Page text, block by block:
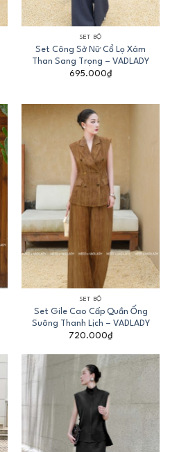
SET BỘ
Set Công Sở Nữ Cổ Lọ Xám
Than Sang Trọng – VADLADY
695.000₫
SET BỘ
Set Gile Cao Cấp Quần Ống
Suông Thanh Lịch – VADLADY
720.000₫